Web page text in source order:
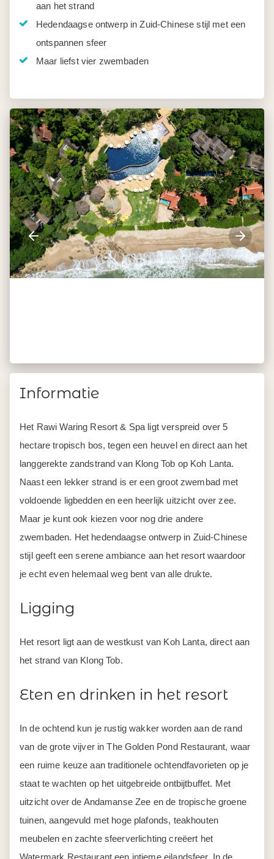
aan het strand
Hedendaagse ontwerp in Zuid-Chinese stijl met een
ontspannen sfeer
Maar liefst vier zwembaden
Informatie
Het Rawi Waring Resort & Spa ligt verspreid over 5
hectare tropisch bos, tegen een heuvel en direct aan het
langgerekte zandstrand van Klong Tob op Koh Lanta.
Naast een lekker strand is er een groot zwembad met
voldoende ligbedden en een heerlijk uitzicht over zee.
Maar je kunt ook kiezen voor nog drie andere
zwembaden. Het hedendaagse ontwerp in Zuid-Chinese
stijl geeft een serene ambiance aan het resort waardoor
je echt even helemaal weg bent van alle drukte.
Ligging
Het resort ligt aan de westkust van Koh Lanta, direct aan
het strand van Klong Tob.
Eten en drinken in het resort
In de ochtend kun je rustig wakker worden aan de rand
van de grote vijver in The Golden Pond Restaurant, waar
een ruime keuze aan traditionele ochtendfavorieten op je
staat te wachten op het uitgebreide ontbijtbuffet. Met
uitzicht over de Andamanse Zee en de tropische groene
tuinen, aangevuld met hoge plafonds, teakhouten
meubelen en zachte sfeerverlichting creëert het
Watermark Restaurant een intieme eilandsfeer. In de